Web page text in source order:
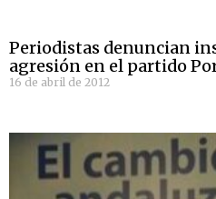
Periodistas denuncian
agresión en el partido
16 de abril de 2012